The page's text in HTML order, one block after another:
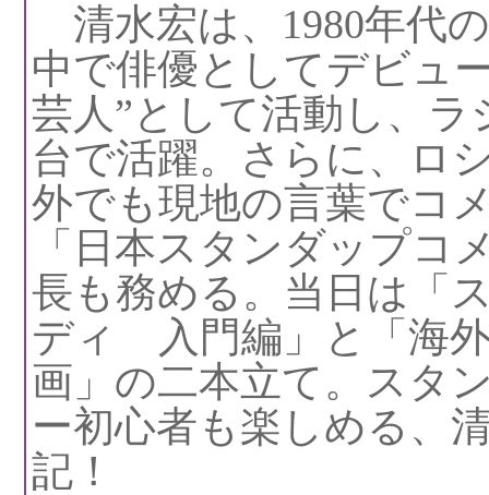
清水宏は、1980年代
中で俳優としてデビュ
芸人”として活動し、
台で活躍。さらに、ロ
外でも現地の言葉でコ
「日本スタンダップコ
長も務める。当日は「
ディ 入門編」と「海
画」の二本立て。スタ
ー初心者も楽しめる、
記！